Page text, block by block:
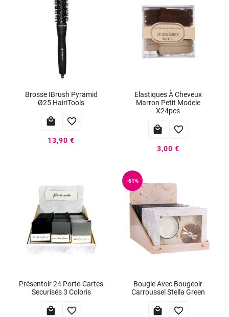
Brosse IBrush Pyramid
Ø25 HairiTools
 
13,90 €
Elastiques À Cheveux
Marron Petit Modele
X24pcs
 
3,00 €
Présentoir 24 Porte-Cartes
Securisés 3 Coloris
 
-61%
Bougie Avec Bougeoir
Carroussel Stella Green
 